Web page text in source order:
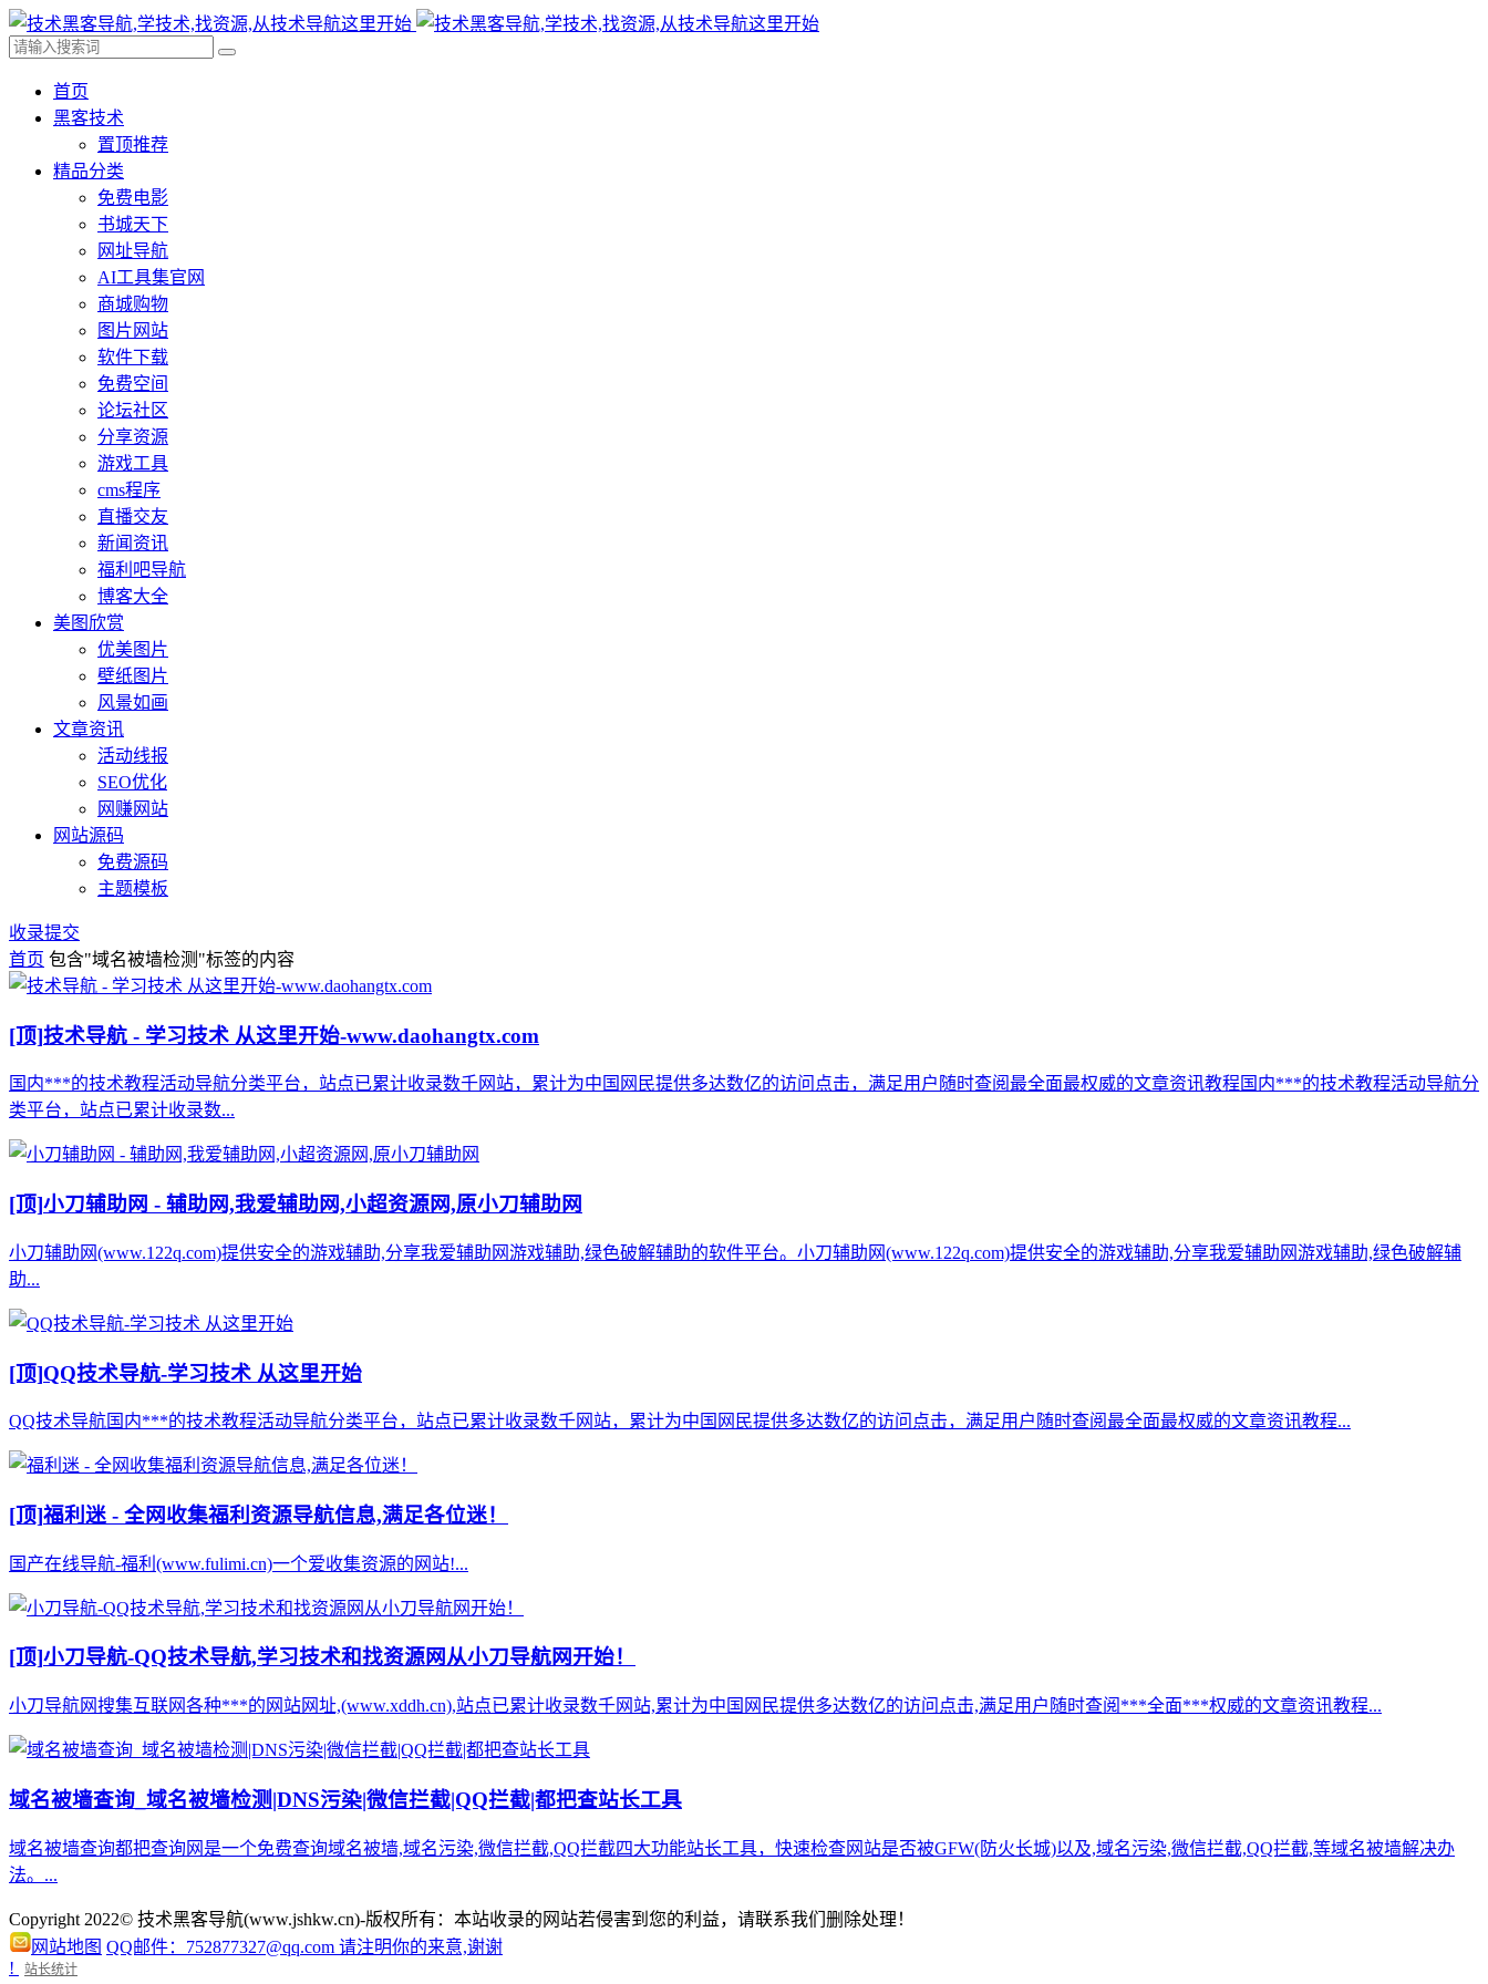
首页
黑客技术
置顶推荐
精品分类
免费电影
书城天下
网址导航
AI工具集官网
商城购物
图片网站
软件下载
免费空间
论坛社区
分享资源
游戏工具
cms程序
直播交友
新闻资讯
福利吧导航
博客大全
美图欣赏
优美图片
壁纸图片
风景如画
文章资讯
活动线报
SEO优化
网赚网站
网站源码
免费源码
主题模板
收录提交
首页 包含"域名被墙检测"标签的内容
[顶]技术导航 - 学习技术 从这里开始-www.daohangtx.com
国内***的技术教程活动导航分类平台，站点已累计收录数千网站，累计为中国网民提供多达数亿的访问点击，满足用户随时查阅最全面最权威的文章资讯教程国内***的技术教程活动导航分
类平台，站点已累计收录数...
[顶]小刀辅助网 - 辅助网,我爱辅助网,小超资源网,原小刀辅助网
小刀辅助网(www.122q.com)提供安全的游戏辅助,分享我爱辅助网游戏辅助,绿色破解辅助的软件平台。小刀辅助网(www.122q.com)提供安全的游戏辅助,分享我爱辅助网游戏辅助,绿色破解辅
助...
[顶]QQ技术导航-学习技术 从这里开始
QQ技术导航国内***的技术教程活动导航分类平台，站点已累计收录数千网站，累计为中国网民提供多达数亿的访问点击，满足用户随时查阅最全面最权威的文章资讯教程...
[顶]福利迷 - 全网收集福利资源导航信息,满足各位迷！
国产在线导航-福利(www.fulimi.cn)一个爱收集资源的网站!...
[顶]小刀导航-QQ技术导航,学习技术和找资源网从小刀导航网开始！
小刀导航网搜集互联网各种***的网站网址,(www.xddh.cn),站点已累计收录数千网站,累计为中国网民提供多达数亿的访问点击,满足用户随时查阅***全面***权威的文章资讯教程...
域名被墙查询_域名被墙检测|DNS污染|微信拦截|QQ拦截|都把查站长工具
域名被墙查询都把查询网是一个免费查询域名被墙,域名污染,微信拦截,QQ拦截四大功能站长工具，快速检查网站是否被GFW(防火长城)以及,域名污染,微信拦截,QQ拦截,等域名被墙解决办
法。...
Copyright 2022© 技术黑客导航(www.jshkw.cn)-版权所有：本站收录的网站若侵害到您的利益，请联系我们删除处理！
网站地图 QQ邮件：752877327@qq.com 请注明你的来意,谢谢
!
站长统计